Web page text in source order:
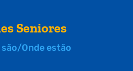
Seniores
Onde estão